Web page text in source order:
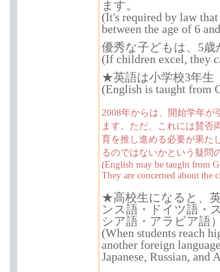
ます。
(It's required by law
between the age of 6
優秀な子どもは、5
(If children excel, they
★英語は小学校3年生
(English is taught from
2008年からは、開始学年が
ます。ただ、これには賛否
育を推し進める必要が果た
るのではないかという疑問
(English may be taught from
They are concerned about the
★高校生になると、
ンス語・ドイツ語・
シア語・アラビア語
(When students reach
another foreign
Japanese, Russian, and